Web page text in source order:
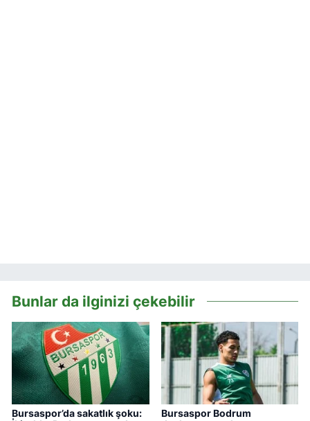
Bunlar da ilginizi çekebilir
Bursaspor’da sakatlık şoku:
Bursaspor Bodrum